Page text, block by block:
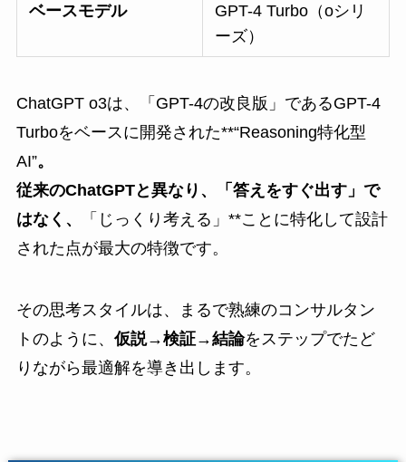
ベースモデル
GPT-4 Turbo（oシリ
ーズ）
ChatGPT o3は、「GPT-4の改良版」であるGPT-4
Turboをベースに開発された**“Reasoning特化型
AI”。
従来のChatGPTと異なり、「答えをすぐ出す」で
はなく、
「じっくり考える」**ことに特化して設計
された点が最大の特徴です。
その思考スタイルは、まるで熟練のコンサルタン
トのように、仮説→検証→結論をステップでたど
りながら最適解を導き出します。